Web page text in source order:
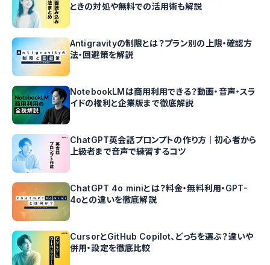
ときの対処や無料での活用術も解説
Antigravityの制限とは？プラン別の上限・確認方
法・回避策を解説
NotebookLMは商用利用できる？動画・音声・スラ
イドの権利と企業版まで徹底解説
ChatGPT英会話プロンプトの作り方｜初心者から
上級者まで音声で練習するコツ
ChatGPT 4o miniとは？料金・無料利用・GPT-
4oとの違いを徹底解説
CursorとGitHub Copilot、どっちを選ぶ？違いや
併用・設定を徹底比較